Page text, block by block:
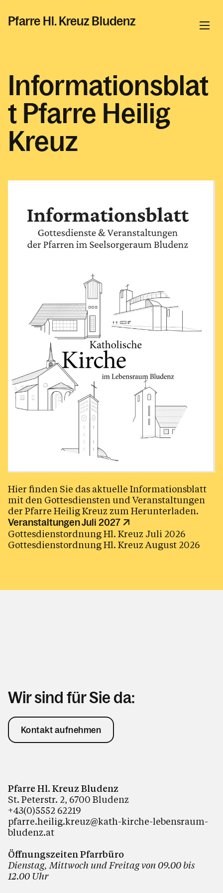
Pfarre Hl. Kreuz Bludenz
Aktuelles in der Pfarre Hl. Kreuz
Gottesdienste in der Pfarre Hl. Kreuz
Veranstaltungen in der Pfarre Hl. Kreuz
Berichte & Bildergalerien
Plakate & Aushänge
Bewerbung Freunde & Partner
Pfarrliche Schwerpunkte
Tod, Beerdigung & Trauer
Service
Kalender
Personen
Informationsblat
t Pfarre Heilig
Kreuz
Hier finden Sie das aktuelle Informationsblatt
mit den Gottesdiensten und Veranstaltungen
der Pfarre Heilig Kreuz zum Herunterladen.
Veranstaltungen Juli 2027
Gottesdienstordnung Hl. Kreuz Juli 2026
Gottesdienstordnung Hl. Kreuz August 2026
Wir sind für Sie da:
Kontakt aufnehmen
Pfarre Hl. Kreuz Bludenz
St. Peterstr. 2, 6700 Bludenz
+43(0)5552 62219
pfarre.heilig.kreuz@kath-kirche-lebensraum-
bludenz.at
Öffnungszeiten Pfarrbüro
Dienstag, Mittwoch und Freitag von 09.00 bis
12.00 Uhr